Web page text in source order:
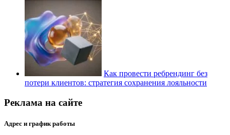
Как провести ребрендинг без
потери клиентов: стратегия сохранения лояльности
Реклама на сайте
Адрес и график работы